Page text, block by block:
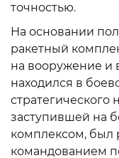
точностью.
На основании
ракетный
на вооружение и
находился в
стратегического
заступившей на
комплексом, был
командованием